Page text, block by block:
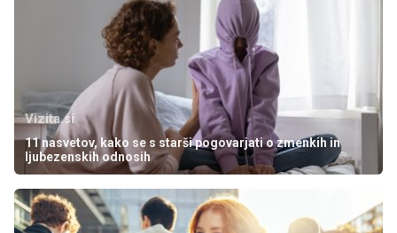
Vizita.si
11 nasvetov, kako se s starši pogovarjati o zmenkih in
ljubezenskih odnosih